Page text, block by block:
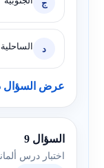
ج
د الساحلية
عرض السؤال
السؤال 9
اختبار درس